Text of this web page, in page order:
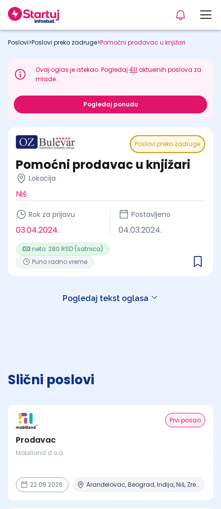
Poslovi>Poslovi preko zadruge>Pomoćni prodavac u knjižari
Ovaj oglas je istekao. Pogledaj411 aktuelnih poslova za
mlade.
Pogledaj ponudu
Poslovi preko zadruge
Pomoćni prodavac u knjižari
Lokacija
Niš
Rok za prijavu
03.04.2024.
Postavljeno
04.03.2024.
neto: 280 RSD (satnica)
Puno radno vreme
Pogledaj tekst oglasa
Slični poslovi
Prvi posao
Prodavac
Mobilland d.o.o.
22.08.2026. Aranđelovac, Beograd, Inđija, Niš, Zrenjanin